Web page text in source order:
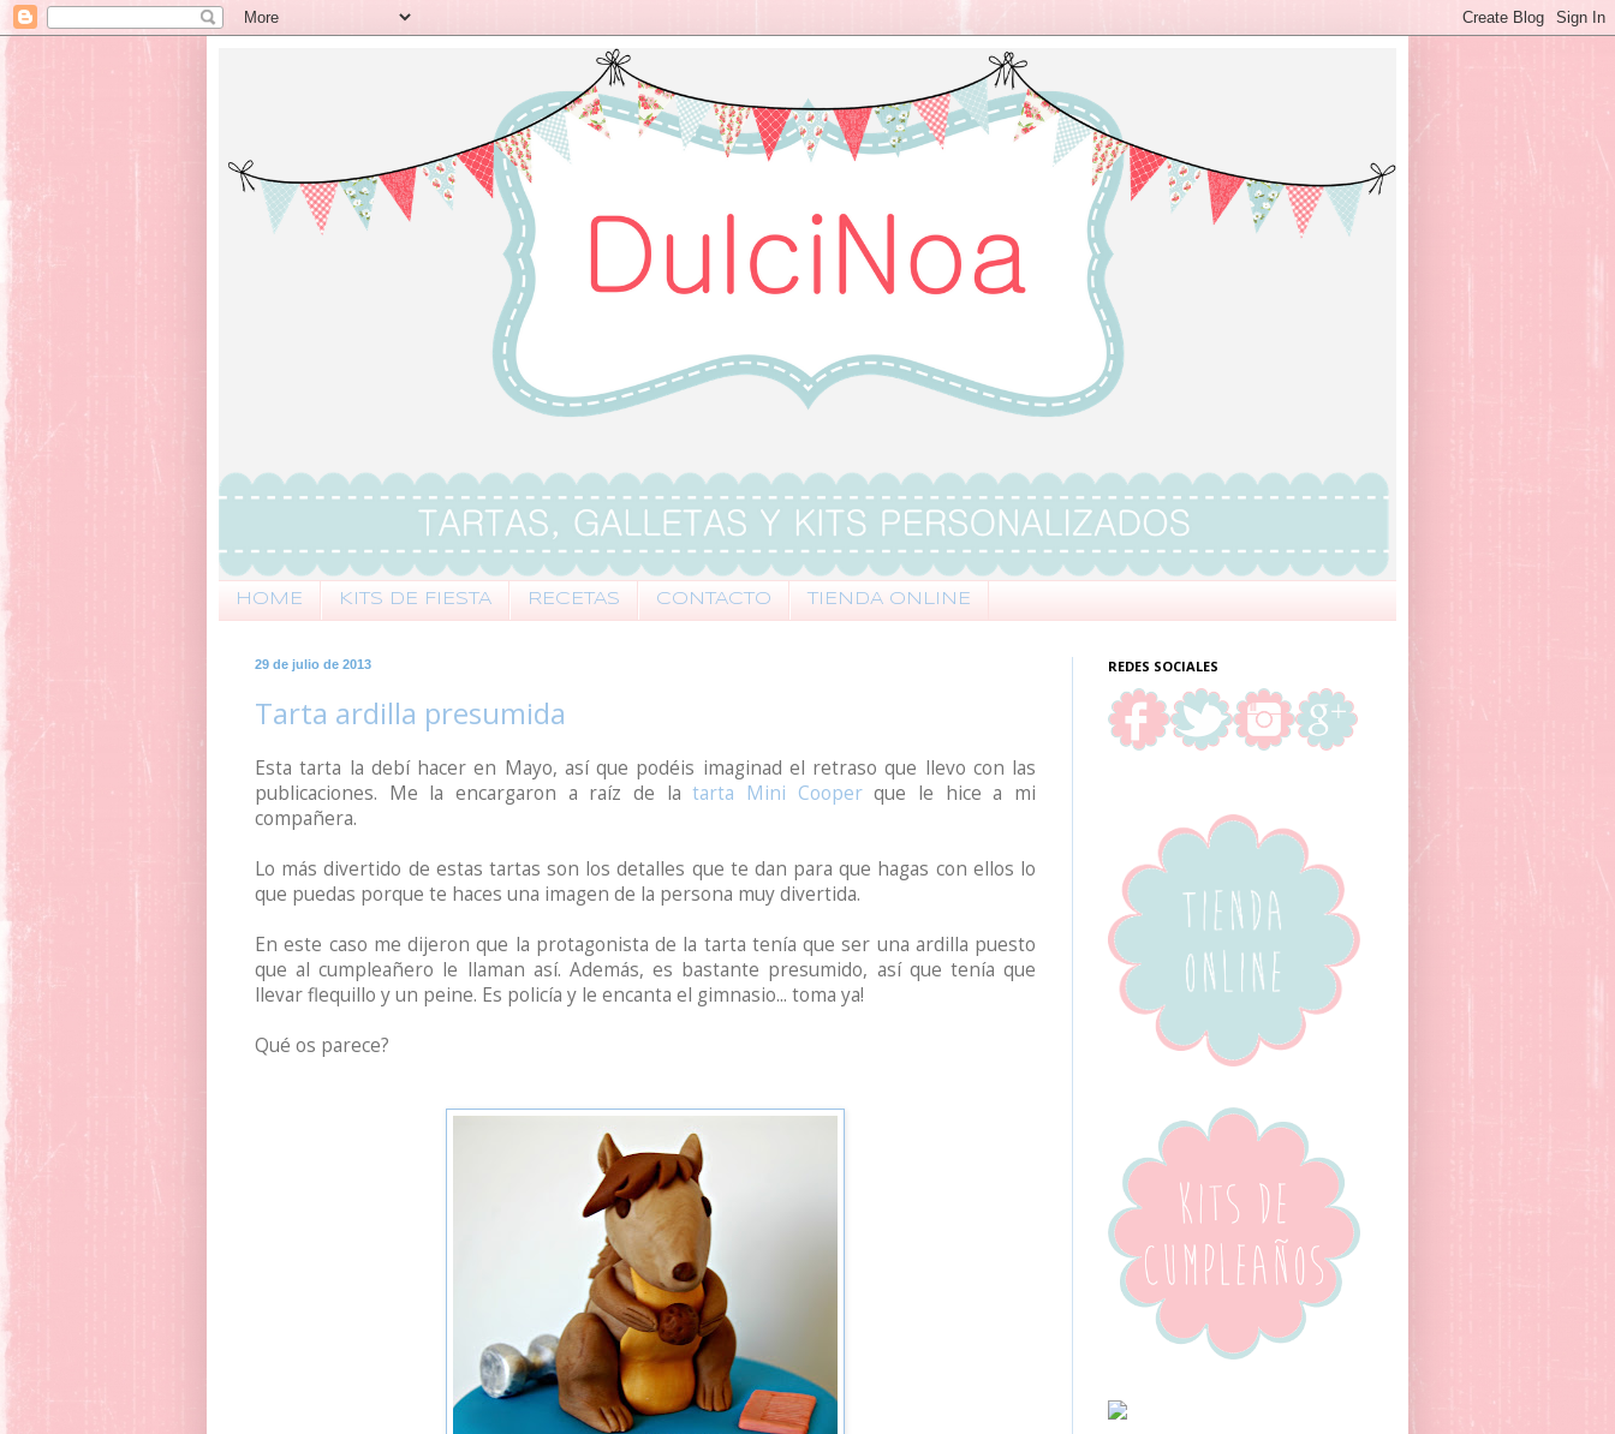
HOME KITS DE FIESTA RECETAS CONTACTO TIENDA ONLINE
29 de julio de 2013
Tarta ardilla presumida
Esta tarta la debí hacer en Mayo, así que podéis imaginad el retraso que llevo con las
publicaciones. Me la encargaron a raíz de latarta Mini Cooperque le hice a mi
compañera.
Lo más divertido de estas tartas son los detalles que te dan para que hagas con ellos lo
que puedas porque te haces una imagen de la persona muy divertida.
En este caso me dijeron que la protagonista de la tarta tenía que ser una ardilla puesto
que al cumpleañero le llaman así. Además, es bastante presumido, así que tenía que
llevar flequillo y un peine. Es policía y le encanta el gimnasio... toma ya!
Qué os parece?
REDES SOCIALES